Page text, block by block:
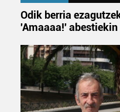
duten interes legitimoa
Lortu zure datu
buruzko informazio
datuen atalean. Edozein
zure baimena Cookieen
Odik berria
'Amaaaa!' abestiekin